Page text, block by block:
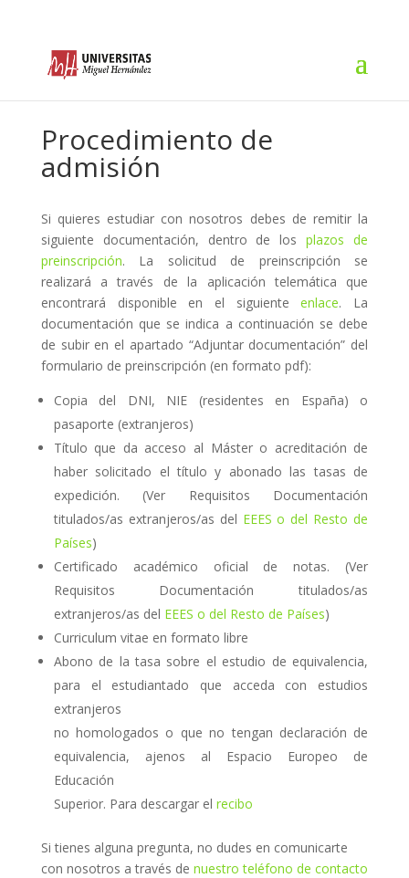
Procedimiento de
admisión
Si quieres estudiar con nosotros debes de remitir la
siguiente documentación, dentro de losplazos de
preinscripción. La solicitud de preinscripción se
realizará a través de la aplicación telemática que
encontrará disponible en el siguienteenlace. La
documentación que se indica a continuación se debe
de subir en el apartado “Adjuntar documentación” del
formulario de preinscripción (en formato pdf):
Copia del DNI, NIE (residentes en España) o
pasaporte (extranjeros)
Título que da acceso al Máster o acreditación de
haber solicitado el título y abonado las tasas de
expedición. (Ver Requisitos Documentación
titulados/as extranjeros/as del EEES o del Resto de
Países)
Certificado académico oficial de notas. (Ver
Requisitos Documentación titulados/as
extranjeros/as del EEES o del Resto de Países)
Curriculum vitae en formato libre
Abono de la tasa sobre el estudio de equivalencia,
para el estudiantado que acceda con estudios
extranjeros
no homologados o que no tengan declaración de
equivalencia, ajenos al Espacio Europeo de
Educación
Superior. Para descargar el recibo
Si tienes alguna pregunta, no dudes en comunicarte
con nosotros a través de nuestro teléfono de contacto